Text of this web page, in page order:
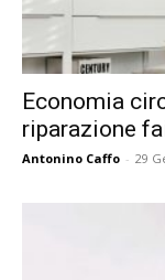
Economia
riparazione
Antonino Caffo - 29